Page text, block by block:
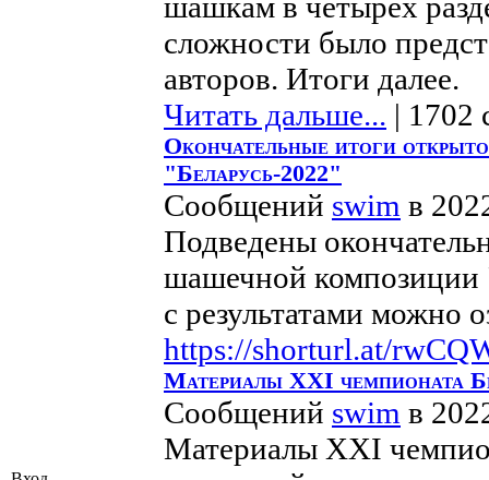
сложности было
авторов. Итоги далее.
Читать дальше... | 1702
Окончательные итоги
"Беларусь-2022"
Сообщений swim в
Подведены
шашечной композиции
с результатами можно
https://shorturl.at/
Материалы XXI чемпионата
Сообщений swim в
Материалы XXI